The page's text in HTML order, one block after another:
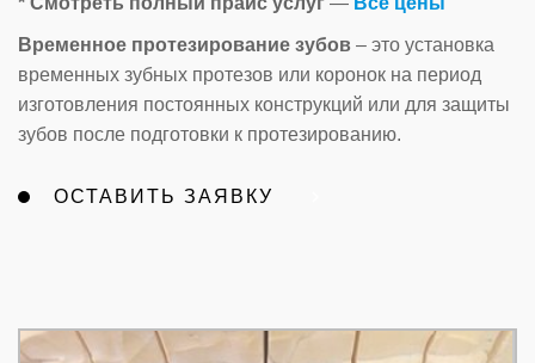
Временное протезирование зубов – это установка
временных зубных протезов или коронок на период
изготовления постоянных конструкций или для защиты
зубов после подготовки к протезированию.
ОСТАВИТЬ ЗАЯВКУ